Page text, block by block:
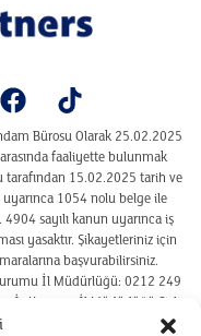
Bürosu Olarak 25.02.2025
faaliyette bulunmak
tarafından 15.02.2025 tarih ve
uyarınca 1054 nolu belge ile
sayılı kanun uyarınca iş
yasaktır. Şikayetleriniz için
başvurabilirsiniz.
İl Müdürlüğü: 0212 249
İş Kurumu İl Müdürlüğü Şişli
: 02122910925